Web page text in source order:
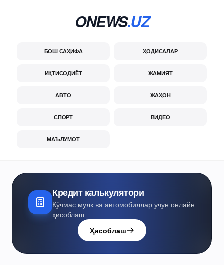
ONEWS.UZ
БОШ САҲИФА ҲОДИСАЛАР
ИҚТИСОДИЁТ ЖАМИЯТ
АВТО ЖАҲОН
СПОРТ ВИДЕО
МАЪЛУМОТ
Кредит калькулятори
Кўчмас мулк ва автомобиллар учун онлайн
ҳисоблаш
Ҳисоблаш